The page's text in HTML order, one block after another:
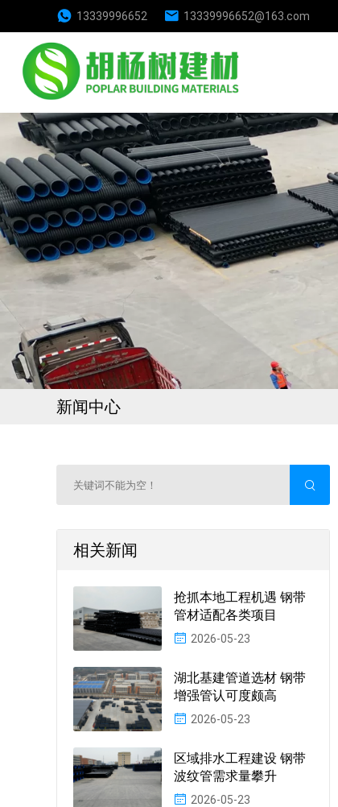
13339996652 13339996652@163.com
新闻中心
相关新闻
抢抓本地工程机遇 钢带
管材适配各类项目
2026-05-23
湖北基建管道选材 钢带
增强管认可度颇高
2026-05-23
区域排水工程建设 钢带
波纹管需求量攀升
2026-05-23